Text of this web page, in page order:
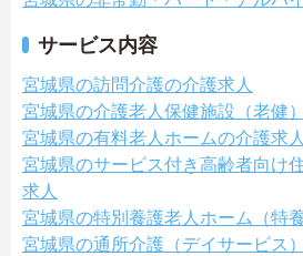
サービス内容
宮城県の訪問介護の介護求人
宮城県の介護老人保健施設（老健
宮城県の有料老人ホームの介護求人
宮城県のサービス付き高齢者向け
求人
宮城県の特別養護老人ホーム（特
宮城県の通所介護（デイサービス